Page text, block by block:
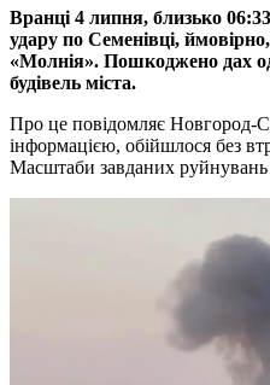
Вранці 4 липня, близько
удару по Семенівці,
«Молнія». Пошкоджено дах
будівель міста.
Про це повідомляє Новгород-
інформацією, обійшлося без
Масштаби завданих